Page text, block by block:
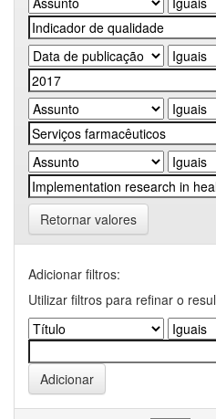
Retornar valores
Adicionar filtros:
Utilizar filtros para refinar o